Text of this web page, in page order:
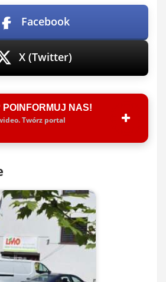
Facebook
X (Twitter)
POINFORMUJ NAS!
Twórz portal